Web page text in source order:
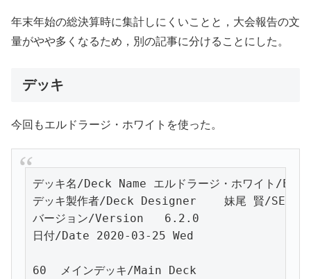
年末年始の総決算時に集計しにくいことと，大会報告の文
量がやや多くなるため，別の記事に分けることにした。
デッキ
今回もエルドラージ・ホワイトを使った。
デッキ名/Deck Name エルドラージ・ホワイト/
デッキ製作者/Deck Designer    妹尾 賢/
バージョン/Version   6.2.0
日付/Date 2020-03-25 Wed
60  メインデッキ/Main Deck